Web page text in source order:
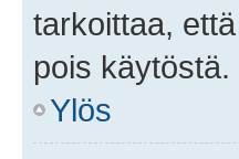
tarkoittaa,
pois käytöstä.
Ylös